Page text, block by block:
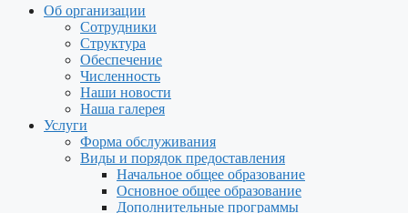
МенюОб организации
Сотрудники
Структура
Обеспечение
Численность
Наши новости
Наша галерея
Услуги
Форма обслуживания
Виды и порядок предоставления
Начальное общее образование
Основное общее образование
Дополнительные программы